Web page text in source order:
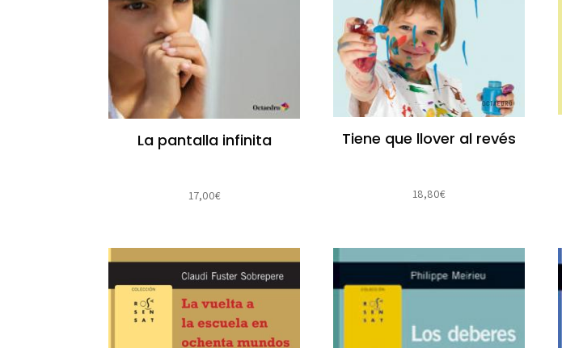
La pantalla infinita
17,00€
Tiene que llover al revés
18,80€